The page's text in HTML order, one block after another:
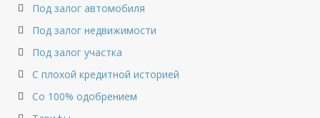
Под залог автомобиля
Под залог недвижимости
Под залог участка
С плохой кредитной историей
Со 100% одобрением